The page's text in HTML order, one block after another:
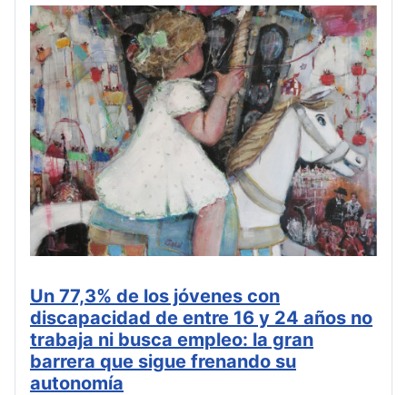
Un 77,3% de los jóvenes con
discapacidad de entre 16 y 24 años no
trabaja ni busca empleo: la gran
barrera que sigue frenando su
autonomía